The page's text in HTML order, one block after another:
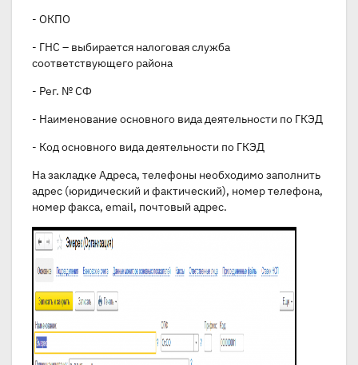
- ОКПО
- ГНС – выбирается налоговая служба
соответствующего района
- Рег. № СФ
- Наименование основного вида деятельности по ГКЭД
- Код основного вида деятельности по ГКЭД
На закладке Адреса, телефоны необходимо заполнить
адрес (юридический и фактический), номер телефона,
номер факса, email, почтовый адрес.